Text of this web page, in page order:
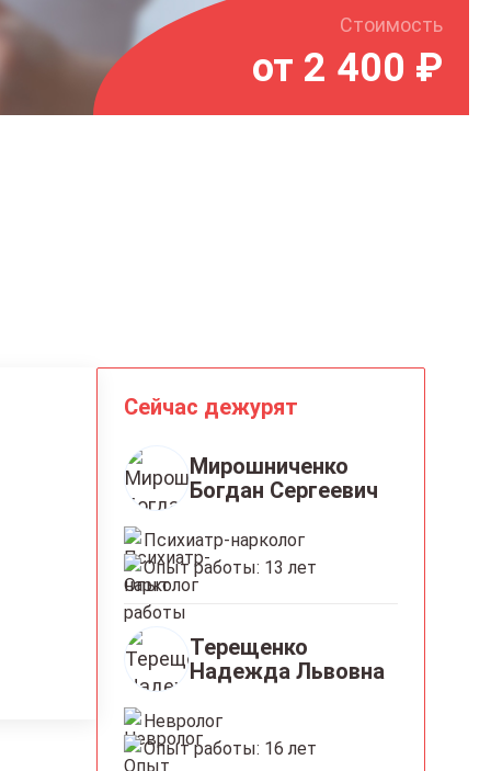
Стоимость
от 2 400 ₽
Сейчас дежурят
Мирошниченко
Богдан Сергеевич
Психиатр-нарколог
Опыт работы: 13 лет
Терещенко
Надежда Львовна
Невролог
Опыт работы: 16 лет